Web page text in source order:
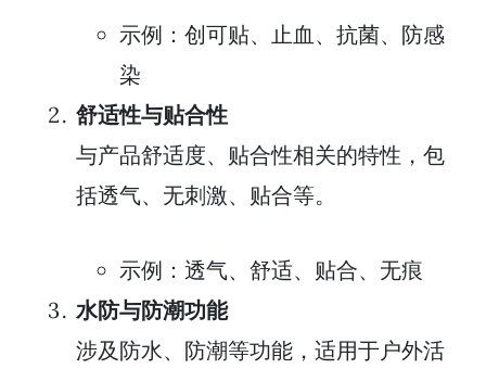
示例：创可贴、止血、抗菌、防感
染
舒适性与贴合性
与产品舒适度、贴合性相关的特性，包
括透气、无刺激、贴合等。
示例：透气、舒适、贴合、无痕
水防与防潮功能
涉及防水、防潮等功能，适用于户外活